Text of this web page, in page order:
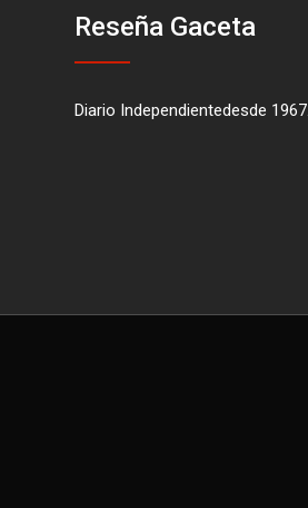
Reseña Gaceta
Diario Independientedesde 1967.